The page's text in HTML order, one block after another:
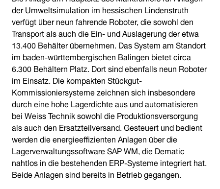
der Umweltsimulation im hessischen Lindenstruth
verfügt über neun fahrende Roboter, die sowohl den
Transport als auch die Ein- und Auslagerung der etwa
13.400 Behälter übernehmen. Das System am Standort
im baden-württembergischen Balingen bietet circa
6.300 Behältern Platz. Dort sind ebenfalls neun Roboter
im Einsatz. Die kompakten Stückgut-
Kommissioniersysteme zeichnen sich insbesondere
durch eine hohe Lagerdichte aus und automatisieren
bei Weiss Technik sowohl die Produktionsversorgung
als auch den Ersatzteilversand. Gesteuert und bedient
werden die energieeffizienten Anlagen über die
Lagerverwaltungssoftware SAP WM, die Dematic
nahtlos in die bestehenden ERP-Systeme integriert hat.
Beide Anlagen sind bereits in Betrieb gegangen.